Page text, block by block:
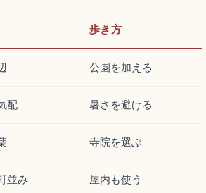
歩き方
公園を加える
配 暑さを避ける
寺院を選ぶ
並み 屋内も使う